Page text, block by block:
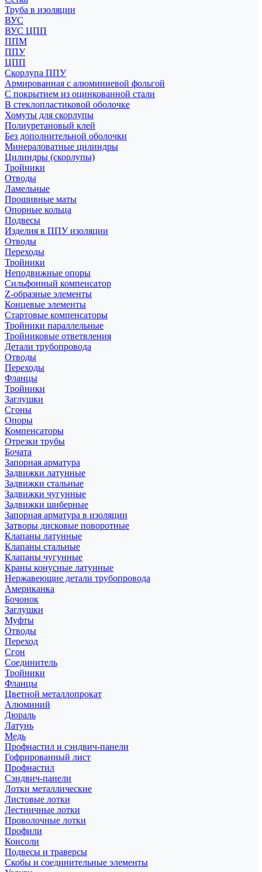
Труба в изоляции
ВУС
ВУС ЦПП
ППМ
ППУ
ЦПП
Скорлупа ППУ
Армированная с алюминиевой фольгой
С покрытием из оцинкованной стали
В стеклопластиковой оболочке
Хомуты для скорлупы
Полиуретановый клей
Без дополнительной оболочки
Минераловатные цилиндры
Цилиндры (скорлупы)
Тройники
Отводы
Ламельные
Прошивные маты
Опорные кольца
Подвесы
Изделия в ППУ изоляции
Отводы
Переходы
Тройники
Неподвижные опоры
Cильфонный компенсатор
Z-образные элементы
Концевые элементы
Стартовые компенсаторы
Тройники параллельные
Тройниковые ответвления
Детали трубопровода
Отводы
Переходы
Фланцы
Тройники
Заглушки
Сгоны
Опоры
Компенсаторы
Отрезки трубы
Бочата
Запорная арматура
Задвижки латунные
Задвижки стальные
Задвижки чугунные
Задвижки шиберные
Запорная арматура в изоляции
Затворы дисковые поворотные
Клапаны латунные
Клапаны стальные
Клапаны чугунные
Краны конусные латунные
Нержавеющие детали трубопровода
Американка
Бочонок
Заглушки
Муфты
Отводы
Переход
Сгон
Соединитель
Тройники
Фланцы
Цветной металлопрокат
Алюминий
Дюраль
Латунь
Медь
Профнастил и сэндвич-панели
Гофрированный лист
Профнастил
Сэндвич-панели
Лотки металлические
Листовые лотки
Лестничные лотки
Проволочные лотки
Профили
Консоли
Подвесы и траверсы
Скобы и соединительные элементы